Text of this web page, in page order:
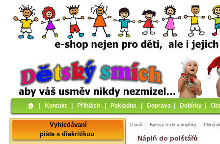
🏠︎ Kontakt Přihlásit Pokladna Doprava Dobírky
Vyhledávaní
pište s diakritikou
Domů :: Bytový textil a doplňky ::
Náplň do polštářů